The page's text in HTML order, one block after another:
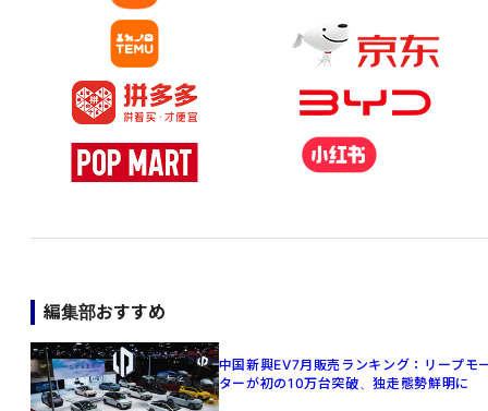
編集部おすすめ
中国新興EV7月販売ランキング：リープモ
ターが初の10万台突破、独走態勢鮮明に